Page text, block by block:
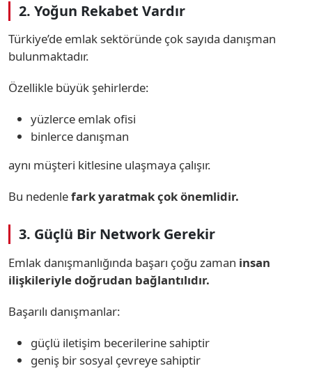
2. Yoğun Rekabet Vardır
Türkiye’de emlak sektöründe çok sayıda danışman
bulunmaktadır.
Özellikle büyük şehirlerde:
yüzlerce emlak ofisi
binlerce danışman
aynı müşteri kitlesine ulaşmaya çalışır.
Bu nedenlefark yaratmak çok önemlidir.
3. Güçlü Bir Network Gerekir
Emlak danışmanlığında başarı çoğu zaman insan
ilişkileriyle doğrudan bağlantılıdır.
Başarılı danışmanlar:
güçlü iletişim becerilerine sahiptir
geniş bir sosyal çevreye sahiptir